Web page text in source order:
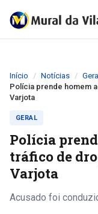
Início Notícias
Geral
Polícia prende homem
Varjota
GERAL
Polícia
tráfico de
Varjota
Acusado foi